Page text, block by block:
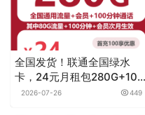
全国发货！联通全国绿水
卡，24元月租包280G+100
分钟+会员
2026-07-26 449